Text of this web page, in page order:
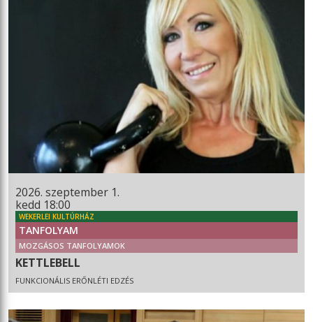
2026. szeptember 1.
kedd 18:00
WEKERLEI KULTÚRHÁZ
TANFOLYAM
MOZGÁSOS TANFOLYAMOK
KETTLEBELL
FUNKCIONÁLIS ERŐNLÉTI EDZÉS